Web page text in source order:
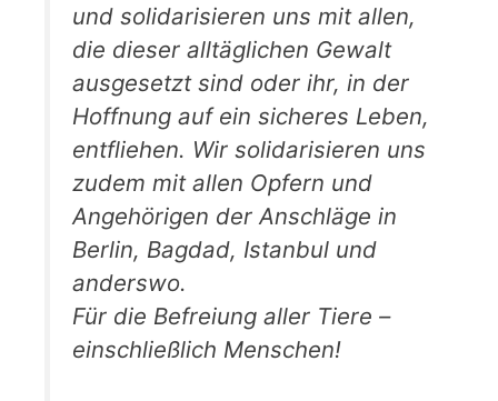
und solidarisieren uns mit allen,
die dieser alltäglichen Gewalt
ausgesetzt sind oder ihr, in der
Hoffnung auf ein sicheres Leben,
entfliehen. Wir solidarisieren uns
zudem mit allen Opfern und
Angehörigen der Anschläge in
Berlin, Bagdad, Istanbul und
anderswo.
Für die Befreiung aller Tiere –
einschließlich Menschen!